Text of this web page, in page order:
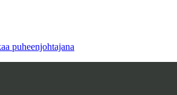
puheenjohtajana